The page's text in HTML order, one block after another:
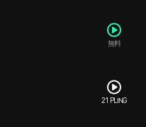
無料
21 PLING